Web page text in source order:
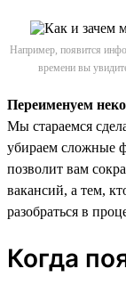
Например, появится
времени вы
Переименуем
Мы стараемся
убираем сложные
позволит вам
вакансий, а тем,
разобраться в
Когда